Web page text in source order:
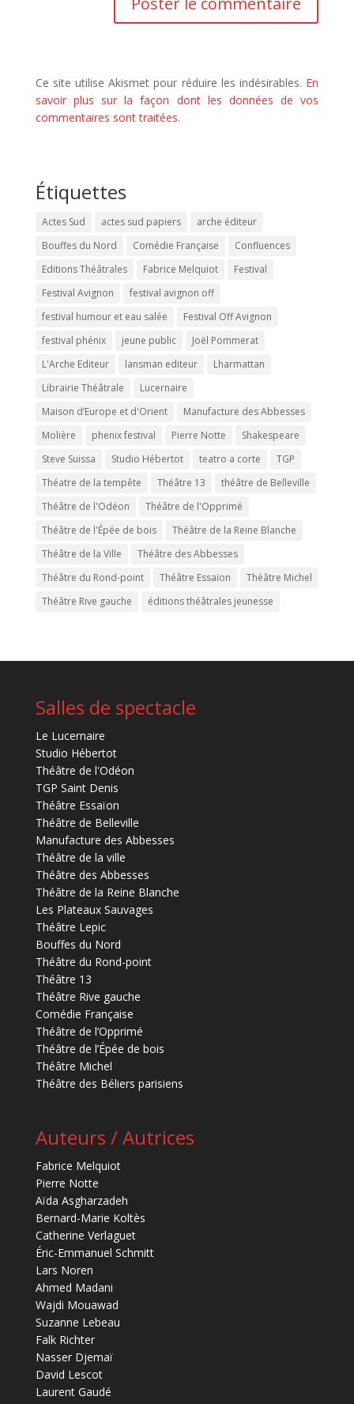
Ce site utilise Akismet pour réduire les indésirables. En
savoir plus sur la façon dont les données de vos
commentaires sont traitées.
Étiquettes
Actes Sud actes sud papiers
arche éditeur
Bouffes du Nord
Comédie Française
Confluences
Editions Théâtrales
Fabrice Melquiot
Festival
Festival Avignon
festival avignon off
festival humour et eau salée
Festival Off Avignon
festival phénix
jeune public
Joël Pommerat
L'Arche Editeur
lansman editeur
Lharmattan
Librairie Théâtrale
Lucernaire
Maison d’Europe et d'Orient
Manufacture des Abbesses
Molière
phenix festival Pierre Notte
Shakespeare
Steve Suissa
Studio Hébertot teatro a corte
TGP
Théatre de la tempête
Théâtre 13
théâtre de Belleville
Théâtre de l'Odéon
Théâtre de l'Opprimé
Théâtre de l'Épée de bois
Théâtre de la Reine Blanche
Théâtre de la Ville
Théâtre des Abbesses
Théâtre du Rond-point
Théâtre Essaïon
Théâtre Michel
Théâtre Rive gauche
éditions théâtrales jeunesse
Salles de spectacle
Le Lucernaire
Studio Hébertot
Théâtre de l'Odéon
TGP Saint Denis
Théâtre Essaïon
Théâtre de Belleville
Manufacture des Abbesses
Théâtre de la ville
Théâtre des Abbesses
Théâtre de la Reine Blanche
Les Plateaux Sauvages
Théâtre Lepic
Bouffes du Nord
Théâtre du Rond-point
Théâtre 13
Théâtre Rive gauche
Comédie Française
Théâtre de l’Opprimé
Théâtre de l’Épée de bois
Théâtre Michel
Théâtre des Béliers parisiens
Auteurs / Autrices
Fabrice Melquiot
Pierre Notte
Aïda Asgharzadeh
Bernard-Marie Koltès
Catherine Verlaguet
Éric-Emmanuel Schmitt
Lars Noren
Ahmed Madani
Wajdi Mouawad
Suzanne Lebeau
Falk Richter
Nasser Djemaï
David Lescot
Laurent Gaudé